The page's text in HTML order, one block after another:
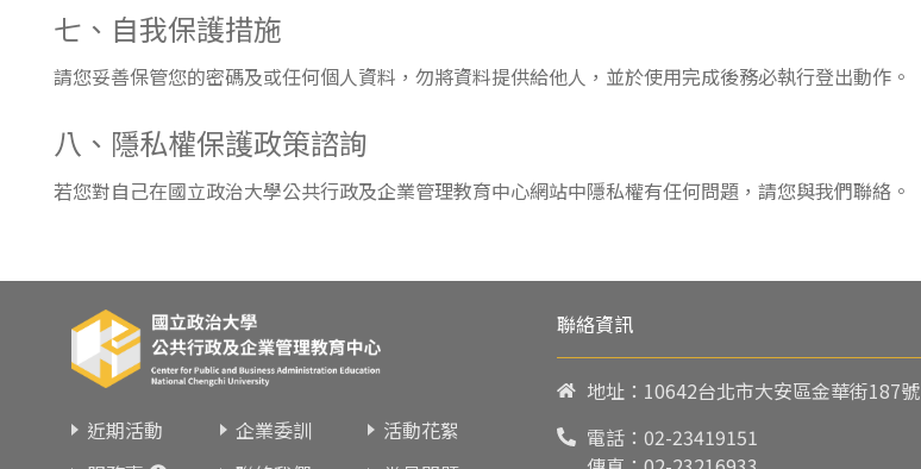
七、自我保護措施
請您妥善保管您的密碼及或任何個人資料，勿將資料提供給他人，並於使用完成後務必執行登出動作。
八、隱私權保護政策諮詢
若您對自己在國立政治大學公共行政及企業管理教育中心網站中隱私權有任何問題，請您與我們聯絡。
近期活動 企業委訓
活動花絮
聯絡資訊
地址：10642台北市大安區金華街187號
電話： 02-23419151